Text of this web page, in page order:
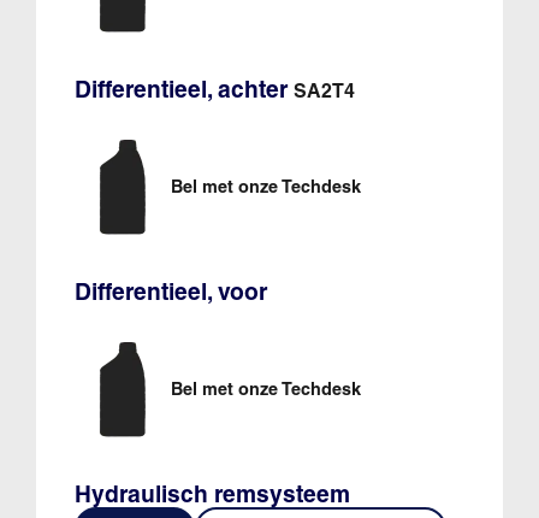
Differentieel, achter SA2T4
Bel met onze Techdesk
Differentieel, voor
Bel met onze Techdesk
Hydraulisch remsysteem